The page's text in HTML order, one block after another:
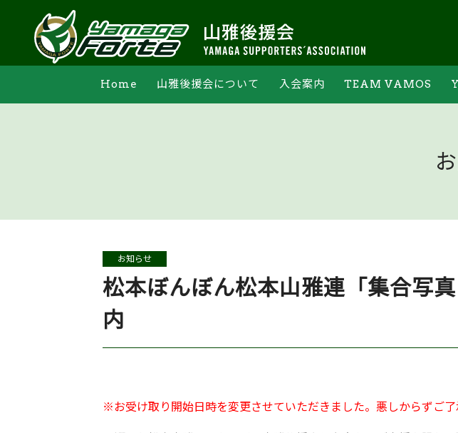
Home 山雅後援会について 入会案内 TEAM VAMOS
お知らせ
松本ぼんぼん松本山雅連「集合写
内
※お受け取り開始日時を変更させていただきました。悪しからずご了